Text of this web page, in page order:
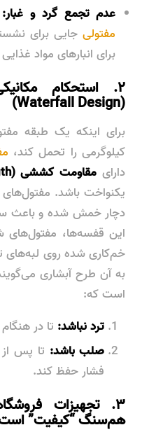
عدم تجمع گرد و غبار:
مفتولیجایی برای
برای انبارهای مواد
۲. استحکام
(Waterfall Design)
کیلوگرمی را تحمل کند،
دارای مقاومت کششی (Tensile Strength)
یکنواخت باشد.
دچار خمش شده و باعث
این قفسه‌ها،
به آن طرح آبشاری
است که:
ترد نباشد: تا در هنگام خم ۹۰
صلب باشد: تا پس
فشار حفظ کند.
۳. تجهیزات
هم‌سنگ “کیفیت”